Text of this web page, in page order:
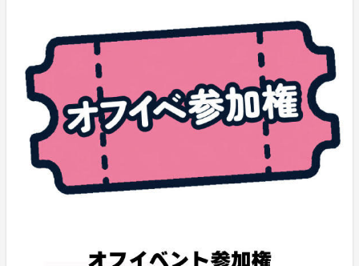
払いの対応はしておりません。ご希望の場合は、ご購入
後、各クレジットカード会社様の分割払いをご利用くだ
さい。その際は、ご利用のクレジットカード会社様の仕
様をご確認の上、ご購入いただけますようお願い申し上
げます。
※期限内にコンビニ支払いが行われなかったリワードに
ついては、順次在庫に戻ります。
※購入はすべて先着順となります。
ソレオス会員登録、お届け先住所の変更、領収書の発行